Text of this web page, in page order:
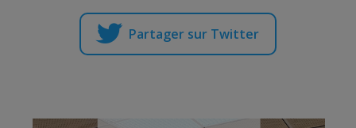
Partager sur Twitter